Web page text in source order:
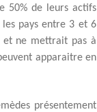
50% de leurs actifs
les pays entre 3 et 6
et ne mettrait pas à
apparaitre en
présentement